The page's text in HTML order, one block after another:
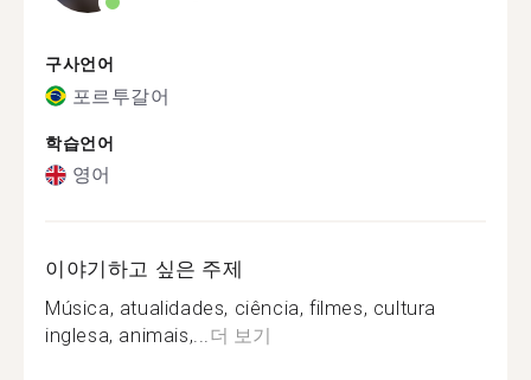
구사언어
포르투갈어
학습언어
영어
이야기하고 싶은 주제
Música, atualidades, ciência, filmes, cultura
inglesa, animais,...더 보기